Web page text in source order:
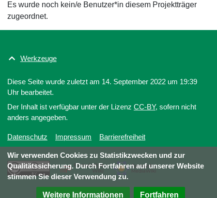
Es wurde noch kein/e Benutzer*in diesem Projektträger
zugeordnet.
Wir verwenden Cookies zu Statistikzwecken und zur
Qualitätssicherung. Durch Fortfahren auf unserer Website
stimmen Sie dieser Verwendung zu.
Weitere Informationen Fortfahren
Werkzeuge
Diese Seite wurde zuletzt am 14. September 2022 um 19:39
Uhr bearbeitet.
Der Inhalt ist verfügbar unter der Lizenz CC-BY, sofern nicht
anders angegeben.
Datenschutz Impressum Barrierefreiheit